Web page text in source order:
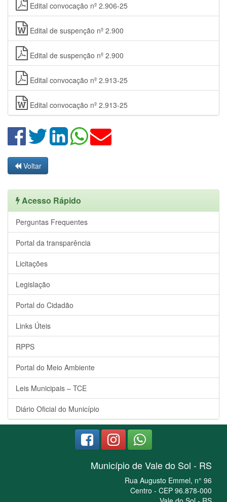
Edital convocação nº 2.906-25
Edital de suspenção nº 2.900
Edital de suspenção nº 2.900
Edital convocação nº 2.913-25
Edital convocação nº 2.913-25
Voltar
Acesso Rápido
Perguntas Frequentes
Portal da transparência
Licitações
Legislação
Portal do Cidadão
Links Úteis
RPPS
Portal do Meio Ambiente
Leis Municipais – TCE
Diário Oficial do Município
Município de Vale do Sol - RS
Rua Augusto Emmel, n° 96
Centro - CEP 96.878-000